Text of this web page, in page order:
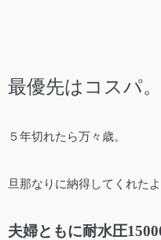
最優先はコスパ。
５年切れたら万々歳。
旦那なりに納得してくれたよ
夫婦ともに耐水圧